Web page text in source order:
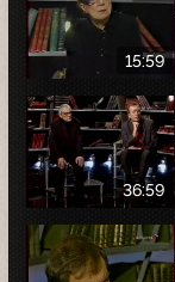
15:59
36:59